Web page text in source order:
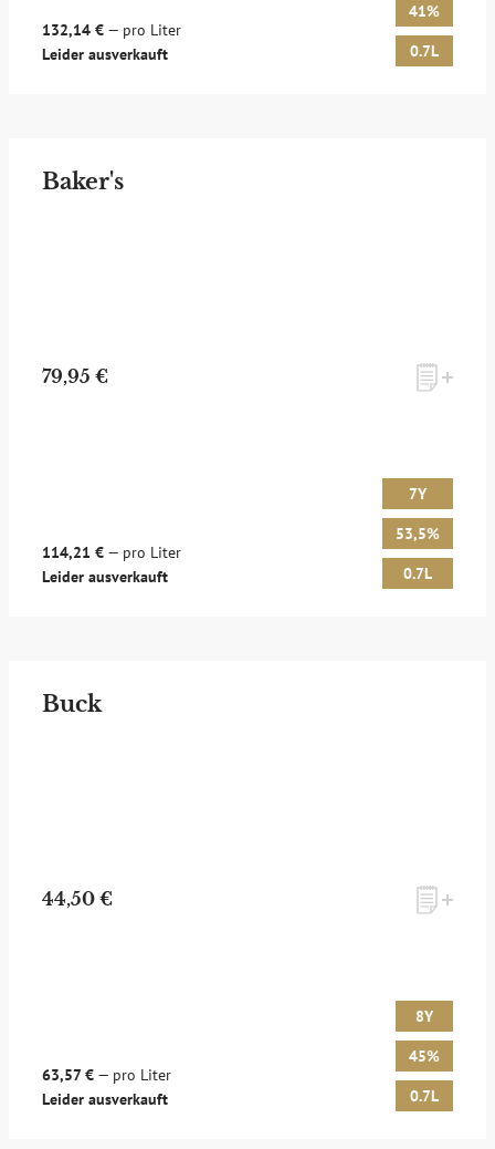
132,14 € — pro Liter
Leider ausverkauft
41%
0.7L
Baker's
79,95 €
114,21 € — pro Liter
Leider ausverkauft
7Y
53,5%
0.7L
Buck
44,50 €
63,57 € — pro Liter
Leider ausverkauft
8Y
45%
0.7L